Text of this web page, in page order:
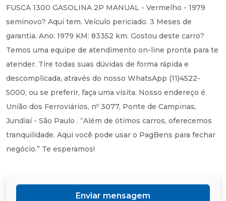
FUSCA 1300 GASOLINA 2P MANUAL - Vermelho - 1979
seminovo? Aqui tem. Veículo periciado. 3 Meses de
garantia. Ano: 1979 KM: 83352 km. Gostou deste carro?
Temos uma equipe de atendimento on-line pronta para te
atender. Tire todas suas dúvidas de forma rápida e
descomplicada, através do nosso WhatsApp (11)4522-
5000, ou se preferir, faça uma visita. Nosso endereço é
União dos Ferroviários, nº 3077, Ponte de Campinas,
Jundiaí - São Paulo . “Além de ótimos carros, oferecemos
tranquilidade. Aqui você pode usar o PagBens para fechar
negócio.” Te esperamos!
Enviar mensagem